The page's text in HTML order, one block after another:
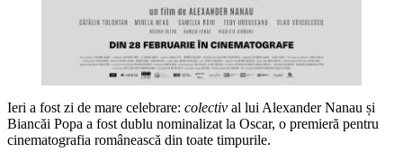
Ieri a fost zi de mare celebrare: colectiv al lui Alexander Nanau și
Biancăi Popa a fost dublu nominalizat la Oscar, o premieră pentru
cinematografia românească din toate timpurile.